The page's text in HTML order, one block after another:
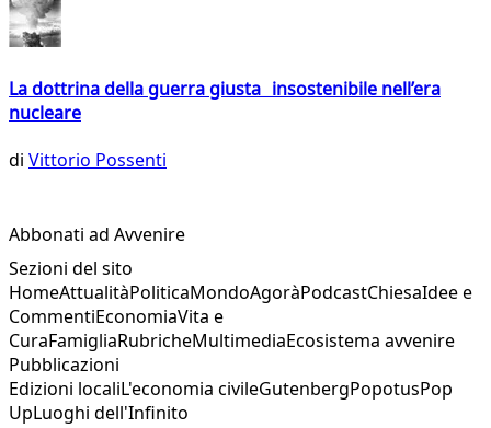
La dottrina della guerra giusta insostenibile nell’era
nucleare
di Vittorio Possenti
Abbonati ad Avvenire
Sezioni del sito
HomeAttualitàPoliticaMondoAgoràPodcastChiesaIdee e
CommentiEconomiaVita e
CuraFamigliaRubricheMultimediaEcosistema avvenire
Pubblicazioni
Edizioni localiL'economia civileGutenbergPopotusPop
UpLuoghi dell'Infinito